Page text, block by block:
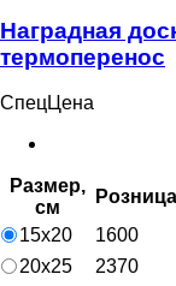
Наградная
термоперенос
СпецЦена
Размер,
см
Розница
15х20
1600
20х25
2370